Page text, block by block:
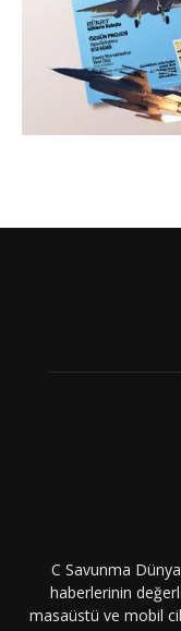
C Savunma
haberlerinin
masaüstü ve mobil